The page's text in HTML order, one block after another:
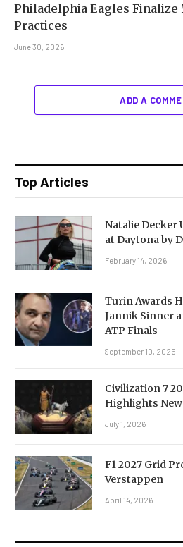
Philadelphia Eagles Finalize
Practices
June 30, 2026
ADD A
Top Articles
Natalie Decker
at Daytona by
February 14, 2026
Turin Awards
Jannik Sinner
ATP Finals
September 10, 2025
Civilization 7
Highlights
July 1, 2026
F1 2027 Grid
Verstappen
April 14, 2026